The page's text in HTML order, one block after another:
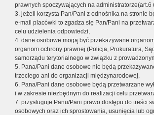
prawnych spoczywających na administratorze(art.6
3. jeżeli korzysta Pan/Pani z odnośnika na stronie
e-mail placówki to zgadza się Pan/Pani na
celu udzielenia odpowiedzi,
4. dane osobowe mogą być przekazywane
organom ochrony prawnej (Policja, Prokuratura,
samorządu terytorialnego w związku z
5. Pana/Pani dane osobowe nie będą
trzeciego ani do organizacji międzynarodowej,
6. Pana/Pani dane osobowe będą przetwarzane
i w zakresie niezbędnym do realizacji celu
7. przysługuje Panu/Pani prawo dostępu do treści
osobowych oraz ich sprostowania, usunięcia lub